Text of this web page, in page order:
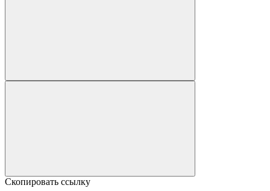
Скопировать ссылку